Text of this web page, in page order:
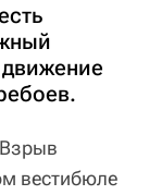
Взрыв
вестибюле